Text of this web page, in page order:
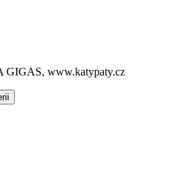
GIGAS, www.katypaty.cz